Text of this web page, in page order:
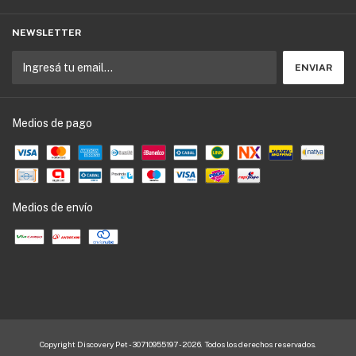
NEWSLETTER
Medios de pago
Medios de envío
Copyright Discovery Pet - 30710955197 - 2026. Todos los derechos reservados.